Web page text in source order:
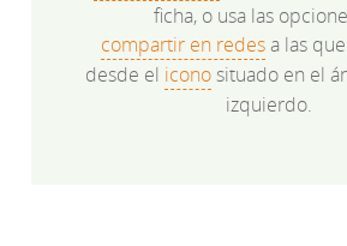
ficha, o usa las
compartir en redesa las
desde el iconosituado en el
izquierdo.